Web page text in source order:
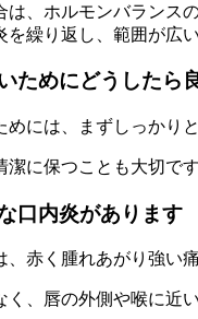
は、ホルモンバランス
を繰り返し、範囲が広
ためにどうしたら
めには、まずしっかり
潔に保つことも大切で
口内炎があります
赤く腫れあがり強い
く、唇の外側や喉に近